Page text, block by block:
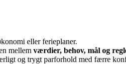
eller ferieplaner.
mellem værdier, behov, mål og
og trygt parforhold med færre